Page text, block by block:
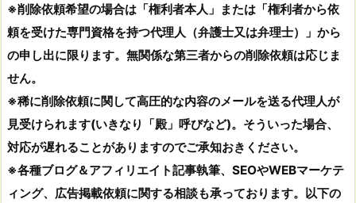
※削除依頼希望の場合は「権利者本人」または「権利者から依
頼を受けた専門資格を持つ代理人（弁護士又は弁理士）」から
の申し出に限ります。無関係な第三者からの削除依頼は応じま
せん。
※稀に削除依頼に関して高圧的な内容のメールを送る代理人が
見受けられます(いきなり「殿」呼びなど)。そういった場合、
対応が遅れることがありますのでご承知おきください。
※各種ブログ＆アフィリエイト記事執筆、SEOやWEBマーケテ
ィング、広告掲載依頼に関する相談も承っております。以下の